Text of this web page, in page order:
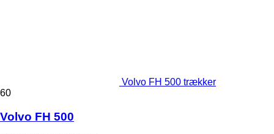
Volvo FH 500 trækker
60
Volvo FH 500